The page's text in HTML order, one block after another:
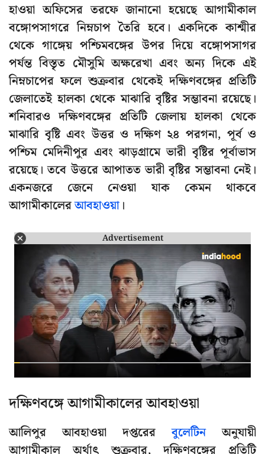
হাওয়া অফিসের তরফে জানানো হয়েছে আগামীকাল
বঙ্গোপসাগরে নিম্নচাপ তৈরি হবে। একদিকে কাশ্মীর
থেকে গাঙ্গেয় পশ্চিমবঙ্গের উপর দিয়ে বঙ্গোপসাগর
পর্যন্ত বিস্তৃত মৌসুমি অক্ষরেখা এবং অন্য দিকে এই
নিম্নচাপের ফলে শুক্রবার থেকেই দক্ষিণবঙ্গের প্রতিটি
জেলাতেই হালকা থেকে মাঝারি বৃষ্টির সম্ভাবনা রয়েছে।
শনিবারও দক্ষিণবঙ্গের প্রতিটি জেলায় হালকা থেকে
মাঝারি বৃষ্টি এবং উত্তর ও দক্ষিণ ২৪ পরগনা, পূর্ব ও
পশ্চিম মেদিনীপুর এবং ঝাড়গ্রামে ভারী বৃষ্টির পূর্বাভাস
রয়েছে। তবে উত্তরে আপাতত ভারী বৃষ্টির সম্ভাবনা নেই।
একনজরে জেনে নেওয়া যাক কেমন থাকবে
আগামীকালেরআবহাওয়া।
Advertisement
দক্ষিণবঙ্গে আগামীকালের আবহাওয়া
আলিপুর আবহাওয়া দপ্তরেরবুলেটিনঅনুযায়ী